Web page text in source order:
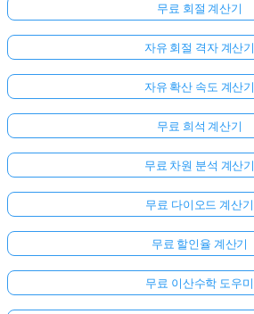
무료 회절 계산기
자유 회절 격자 계산기
자유 확산 속도 계산기
무료 희석 계산기
무료 차원 분석 계산기
무료 다이오드 계산기
무료 할인율 계산기
무료 이산수학 도우미